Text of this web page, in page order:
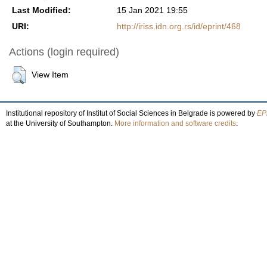
Last Modified:
15 Jan 2021 19:55
URI:
http://iriss.idn.org.rs/id/eprint/468
Actions (login required)
View Item
Institutional repository of Institut of Social Sciences in Belgrade is powered by
at the University of Southampton. More information and software credits